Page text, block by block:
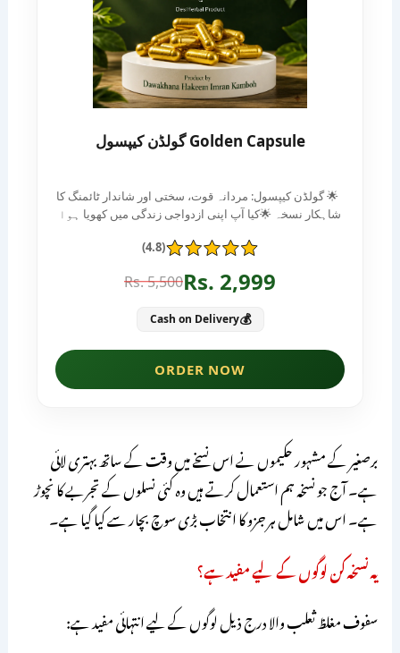
برصغیر کے مشہور حکیموں نے اس نسخے میں وقت کے ساتھ بہتری لائی
ہے۔ آج جو نسخہ ہم استعمال کرتے ہیں وہ کئی نسلوں کے تجربے کا نچوڑ
ہے۔ اس میں شامل ہر جزو کا انتخاب بڑی سوچ بچار سے کیا گیا ہے۔
یہ نسخہ کن لوگوں کے لیے مفید ہے؟
سفوف مغلظ ثعلب والا درج ذیل لوگوں کے لیے انتہائی مفید ہے: